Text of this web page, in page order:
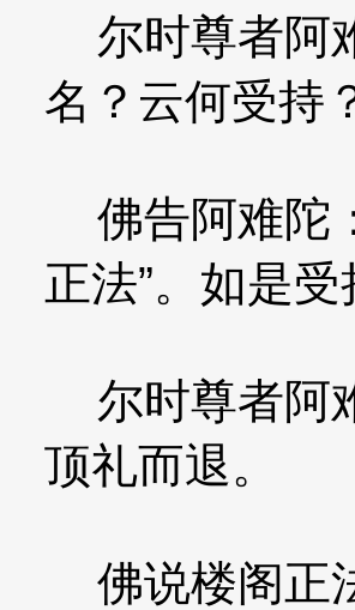
尔时尊者阿
名？云何受持
佛告阿难陀
正法”。如是受
尔时尊者阿
顶礼而退。
佛说楼阁正